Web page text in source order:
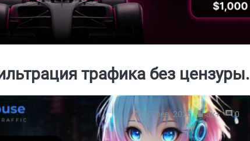
трафика без цензуры.
17 фев, 2026 3к+ 0